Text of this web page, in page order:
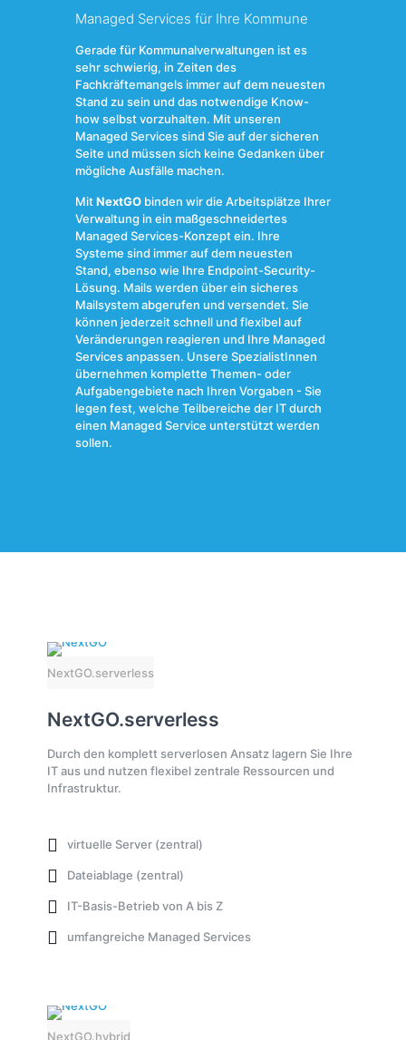
Managed Services für Ihre Kommune
Gerade für Kommunalverwaltungen ist es
sehr schwierig, in Zeiten des
Fachkräftemangels immer auf dem neuesten
Stand zu sein und das notwendige Know-
how selbst vorzuhalten. Mit unseren
Managed Services sind Sie auf der sicheren
Seite und müssen sich keine Gedanken über
mögliche Ausfälle machen.
MitNextGO binden wir die Arbeitsplätze Ihrer
Verwaltung in ein maßgeschneidertes
Managed Services-Konzept ein. Ihre
Systeme sind immer auf dem neuesten
Stand, ebenso wie Ihre Endpoint-Security-
Lösung. Mails werden über ein sicheres
Mailsystem abgerufen und versendet. Sie
können jederzeit schnell und flexibel auf
Veränderungen reagieren und Ihre Managed
Services anpassen. Unsere SpezialistInnen
übernehmen komplette Themen- oder
Aufgabengebiete nach Ihren Vorgaben - Sie
legen fest, welche Teilbereiche der IT durch
einen Managed Service unterstützt werden
sollen.
NextGO.serverless
NextGO.serverless
Durch den komplett serverlosen Ansatz lagern Sie Ihre
IT aus und nutzen flexibel zentrale Ressourcen und
Infrastruktur.
virtuelle Server (zentral)
Dateiablage (zentral)
IT-Basis-Betrieb von A bis Z
umfangreiche Managed Services
NextGO.hybrid